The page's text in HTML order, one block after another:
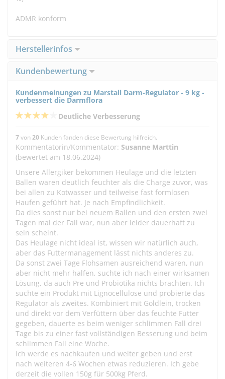
ADMR konform
Herstellerinfos
Kundenbewertung
Kundenmeinungen zu Marstall Darm-Regulator - 9 kg -
verbessert die Darmflora
Deutliche Verbesserung
7von 20 Kunden fanden diese Bewertung hilfreich.
Kommentatorin/Kommentator: Susanne Marttin
(bewertet am 18.06.2024)
Unsere Allergiker bekommen Heulage und die letzten
Ballen waren deutlich feuchter als die Charge zuvor, was
bei allen zu Kotwasser und teilweise fast formlosen
Haufen geführt hat. Je nach Empfindlichkeit.
Da dies sonst nur bei neuem Ballen und den ersten zwei
Tagen mal der Fall war, nun aber leider dauerhaft zu
sein scheint.
Das Heulage nicht ideal ist, wissen wir natürlich auch,
aber das Futtermanagement lässt nichts anderes zu.
Da sonst zwei Tage Flohsamen ausreichend waren, nun
aber nicht mehr halfen, suchte ich nach einer wirksamen
Lösung, da auch Pre und Probiotika nichts brachten. Ich
suchte ein Produkt mit Lignocellulose und probierte das
Regulator als zweites. Kombiniert mit Goldlein, trocken
und direkt vor dem Verfüttern über das feuchte Futter
gegeben, dauerte es beim weniger schlimmen Fall drei
Tage bis zu einer fast vollständigen Besserung und beim
schlimmen Fall eine Woche.
Ich werde es nachkaufen und weiter geben und erst
nach weiteren 4-6 Wochen etwas reduzieren. Ich gebe
derzeit die vollen 150g für 500kg Pferd.